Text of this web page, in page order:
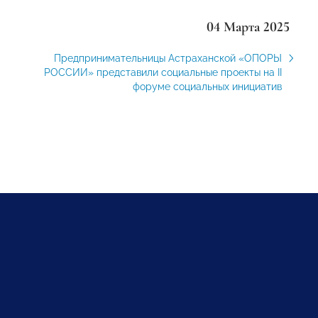
04 Марта 2025
Предпринимательницы Астраханской «ОПОРЫ
РОССИИ» представили социальные проекты на II
форуме социальных инициатив